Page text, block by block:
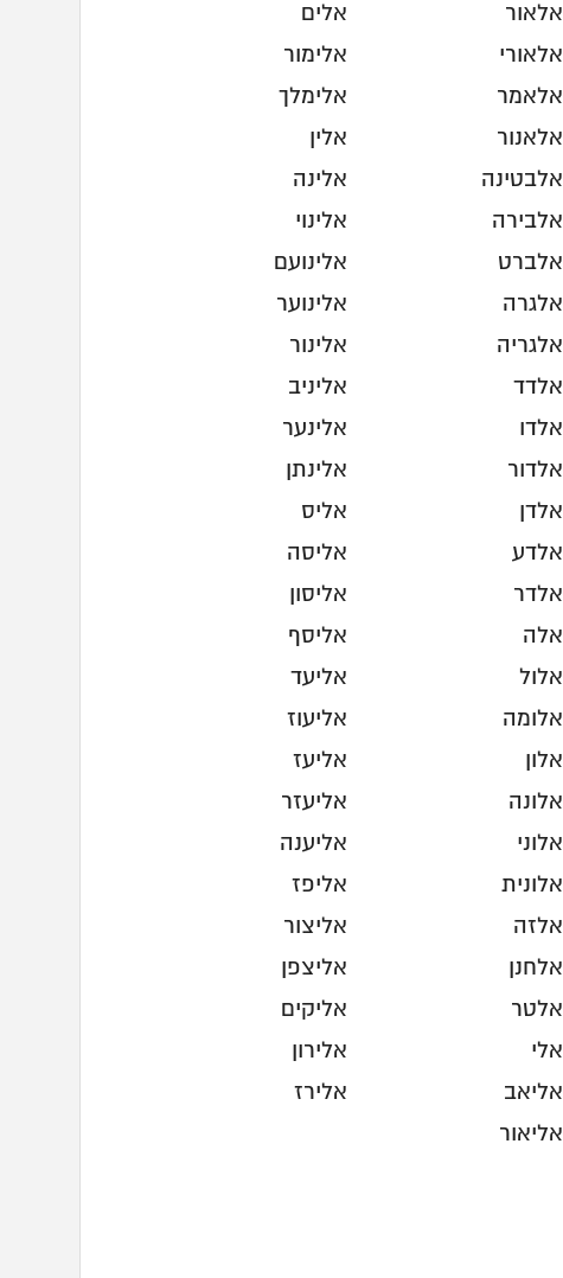
אלאור
אלאורי
אלאמר
אלאנור
אלבטינה
אלבירה
אלברט
אלגרה
אלגריה
אלדד
אלדו
אלדור
אלדן
אלדע
אלדר
אלה
אלול
אלומה
אלון
אלונה
אלוני
אלונית
אלזה
אלחנן
אלטר
אלי
אליאב
אליאור
אלים
אלימור
אלימלך
אלין
אלינה
אלינוי
אלינועם
אלינוער
אלינור
אליניב
אלינער
אלינתן
אליס
אליסה
אליסון
אליסף
אליעד
אליעוז
אליעז
אליעזר
אליענה
אליפז
אליצור
אליצפן
אליקים
אלירון
אלירז